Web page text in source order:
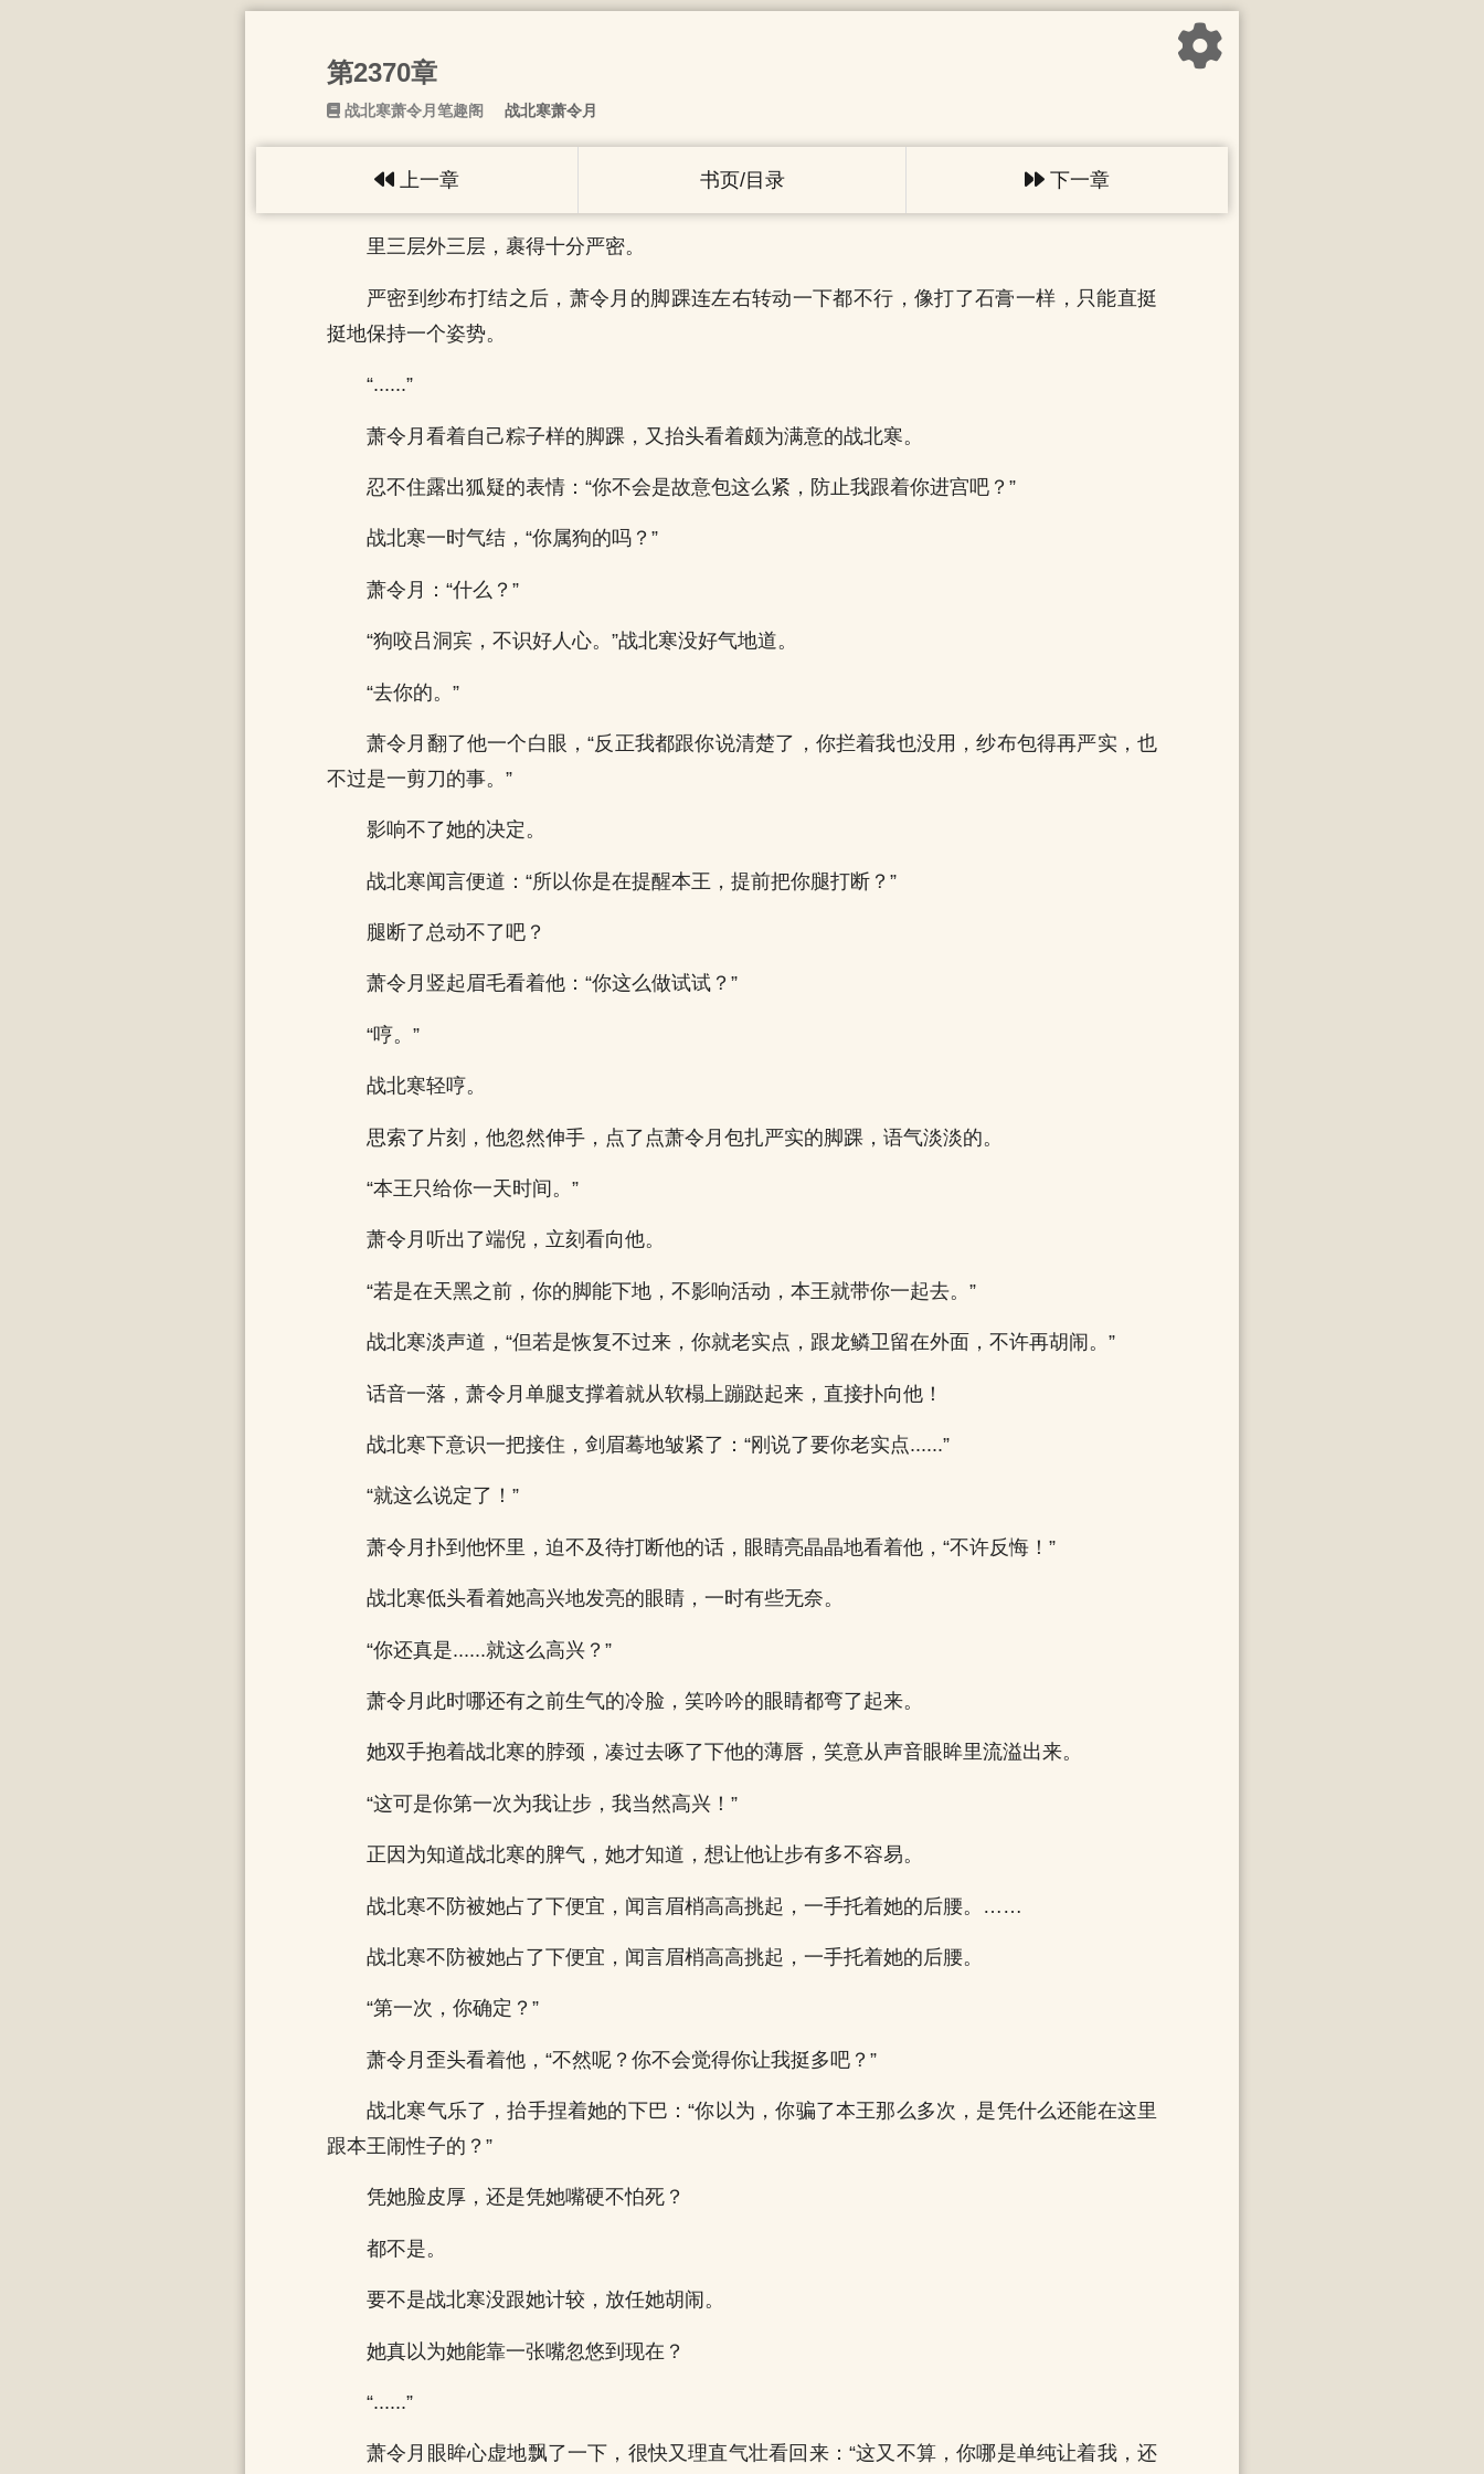
第2370章
战北寒萧令月笔趣阁 战北寒萧令月
上一章 书页/目录 下一章
里三层外三层，裹得十分严密。
严密到纱布打结之后，萧令月的脚踝连左右转动一下都不行，像打了石膏一样，只能直挺
挺地保持一个姿势。
“......”
萧令月看着自己粽子样的脚踝，又抬头看着颇为满意的战北寒。
忍不住露出狐疑的表情：“你不会是故意包这么紧，防止我跟着你进宫吧？”
战北寒一时气结，“你属狗的吗？”
萧令月：“什么？”
“狗咬吕洞宾，不识好人心。”战北寒没好气地道。
“去你的。”
萧令月翻了他一个白眼，“反正我都跟你说清楚了，你拦着我也没用，纱布包得再严实，也
不过是一剪刀的事。”
影响不了她的决定。
战北寒闻言便道：“所以你是在提醒本王，提前把你腿打断？”
腿断了总动不了吧？
萧令月竖起眉毛看着他：“你这么做试试？”
“哼。”
战北寒轻哼。
思索了片刻，他忽然伸手，点了点萧令月包扎严实的脚踝，语气淡淡的。
“本王只给你一天时间。”
萧令月听出了端倪，立刻看向他。
“若是在天黑之前，你的脚能下地，不影响活动，本王就带你一起去。”
战北寒淡声道，“但若是恢复不过来，你就老实点，跟龙鳞卫留在外面，不许再胡闹。”
话音一落，萧令月单腿支撑着就从软榻上蹦跶起来，直接扑向他！
战北寒下意识一把接住，剑眉蓦地皱紧了：“刚说了要你老实点......”
“就这么说定了！”
萧令月扑到他怀里，迫不及待打断他的话，眼睛亮晶晶地看着他，“不许反悔！”
战北寒低头看着她高兴地发亮的眼睛，一时有些无奈。
“你还真是......就这么高兴？”
萧令月此时哪还有之前生气的冷脸，笑吟吟的眼睛都弯了起来。
她双手抱着战北寒的脖颈，凑过去啄了下他的薄唇，笑意从声音眼眸里流溢出来。
“这可是你第一次为我让步，我当然高兴！”
正因为知道战北寒的脾气，她才知道，想让他让步有多不容易。
战北寒不防被她占了下便宜，闻言眉梢高高挑起，一手托着她的后腰。……
战北寒不防被她占了下便宜，闻言眉梢高高挑起，一手托着她的后腰。
“第一次，你确定？”
萧令月歪头看着他，“不然呢？你不会觉得你让我挺多吧？”
战北寒气乐了，抬手捏着她的下巴：“你以为，你骗了本王那么多次，是凭什么还能在这里
跟本王闹性子的？”
凭她脸皮厚，还是凭她嘴硬不怕死？
都不是。
要不是战北寒没跟她计较，放任她胡闹。
她真以为她能靠一张嘴忽悠到现在？
“......”
萧令月眼眸心虚地飘了一下，很快又理直气壮看回来：“这又不算，你哪是单纯让着我，还